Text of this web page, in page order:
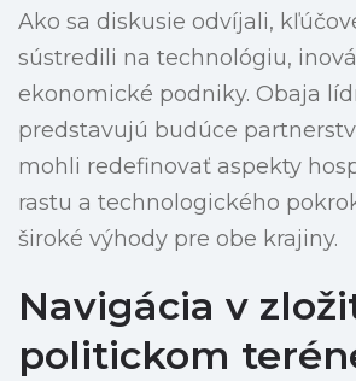
Ako sa diskusie odvíjali,
sústredili na technológiu,
ekonomické podniky. Obaja
predstavujú budúce
mohli redefinovať aspekty
rastu a technologického
široké výhody pre obe krajiny.
Navigácia v
politickom